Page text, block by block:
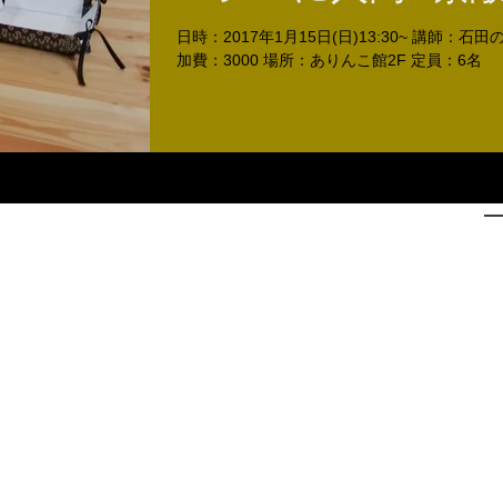
レーをつくりまし
日時：2017年1月15日(日)13:30~ 講師：石田
加費：3000 場所：ありんこ館2F 定員：6名